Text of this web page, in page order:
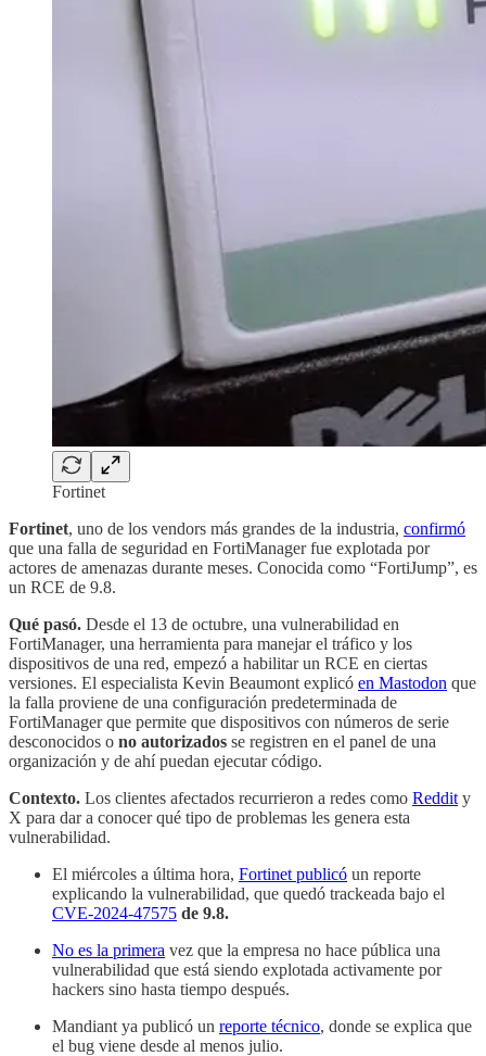
Fortinet
Fortinet, uno de los vendors más grandes de la industria, confirmó
que una falla de seguridad en FortiManager fue explotada por
actores de amenazas durante meses. Conocida como “FortiJump”, es
un RCE de 9.8.
Qué pasó. Desde el 13 de octubre, una vulnerabilidad en
FortiManager, una herramienta para manejar el tráfico y los
dispositivos de una red, empezó a habilitar un RCE en ciertas
versiones. El especialista Kevin Beaumont explicó en Mastodon que
la falla proviene de una configuración predeterminada de
FortiManager que permite que dispositivos con números de serie
desconocidos o no autorizados se registren en el panel de una
organización y de ahí puedan ejecutar código.
Contexto. Los clientes afectados recurrieron a redes como Reddit y
X para dar a conocer qué tipo de problemas les genera esta
vulnerabilidad.
El miércoles a última hora, Fortinet publicó un reporte
explicando la vulnerabilidad, que quedó trackeada bajo el
CVE-2024-47575 de 9.8.
No es la primera vez que la empresa no hace pública una
vulnerabilidad que está siendo explotada activamente por
hackers sino hasta tiempo después.
Mandiant ya publicó un reporte técnico, donde se explica que
el bug viene desde al menos julio.